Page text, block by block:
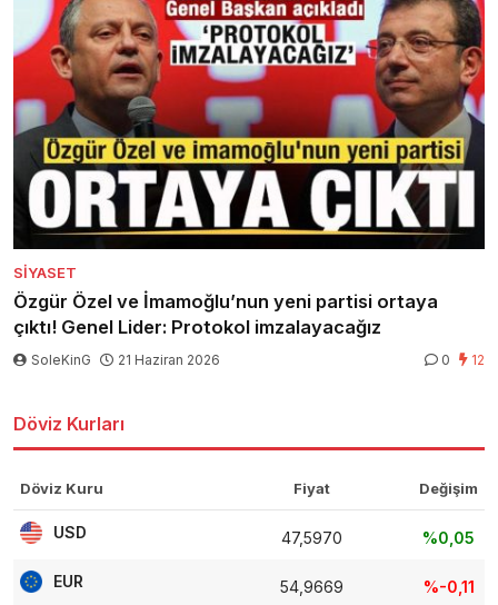
SIYASET
Özgür Özel ve İmamoğlu’nun yeni partisi ortaya
çıktı! Genel Lider: Protokol imzalayacağız
SoleKinG 21 Haziran 2026 0 12
Döviz Kurları
Döviz Kuru Fiyat Değişim
USD 47,5970 %0,05
EUR 54,9669 %-0,11